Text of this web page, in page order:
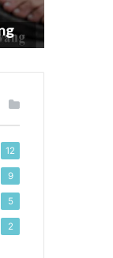
Jasa
Excavator
12
9
5
2